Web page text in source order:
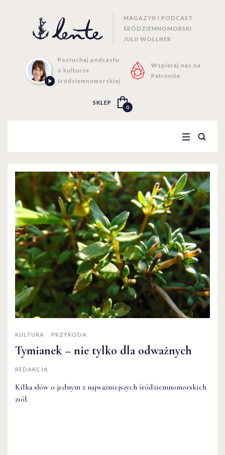
MAGAZYN I PODCAST
ŚRÓDZIEMNOMORSKI
JULII WOLLNER
Posłuchaj podcastu
o kulturze
śródziemnomorskiej
Wspieraj nas na
Patronite
SKLEP
0
KULTURA PRZYRODA
Tymianek – nie tylko dla odważnych
REDAKCJA
Kilka słów o jednym z najważniejszych śródziemnomorskich
ziół.